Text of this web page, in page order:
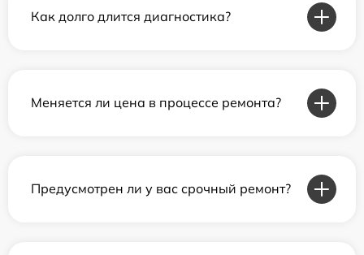
Как долго длится диагностика?
Меняется ли цена в процессе ремонта?
Предусмотрен ли у вас срочный ремонт?